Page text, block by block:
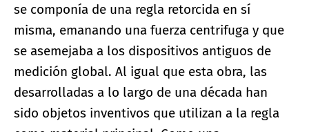
se componía de una regla retorcida en sí
misma, emanando una fuerza centrifuga y que
se asemejaba a los dispositivos antiguos de
medición global. Al igual que esta obra, las
desarrolladas a lo largo de una década han
sido objetos inventivos que utilizan a la regla